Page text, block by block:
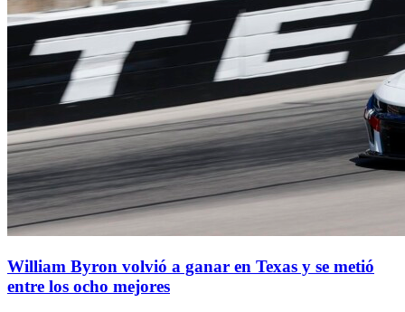
William Byron volvió a ganar en Texas y se metió
entre los ocho mejores